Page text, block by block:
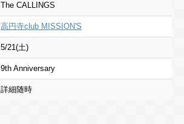
The CALLINGS
高円寺club MISSION'S
5/21(土)
9th Anniversary
詳細随時